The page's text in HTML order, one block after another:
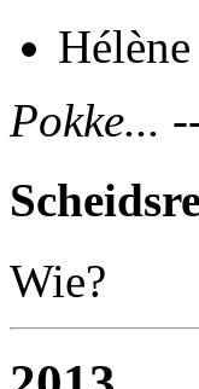
Pokke...
Wie?